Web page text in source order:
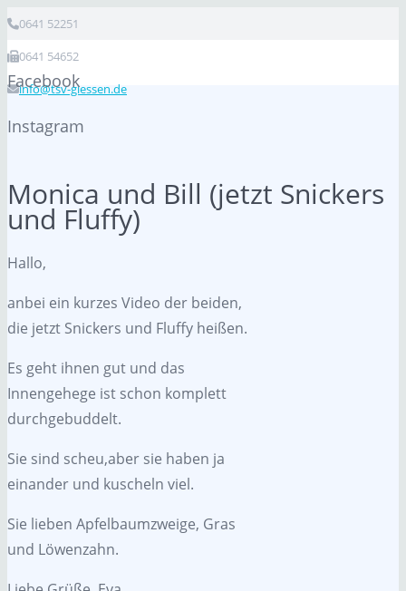
0641 52251
0641 54652
info@tsv-giessen.de
Facebook
Instagram
Monica und Bill (jetzt Snickers
und Fluffy)
Hallo,
anbei ein kurzes Video der beiden,
die jetzt Snickers und Fluffy heißen.
Es geht ihnen gut und das
Innengehege ist schon komplett
durchgebuddelt.
Sie sind scheu,aber sie haben ja
einander und kuscheln viel.
Sie lieben Apfelbaumzweige, Gras
und Löwenzahn.